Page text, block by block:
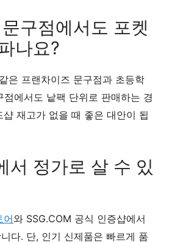
구점에서도 포켓
나요?
은 프랜차이즈 문구점과 초등학
점에서도 낱팩 단위로 판매하는 경
샵 재고가 없을 때 좋은 대안이 됩
서 정가로 살 수 있
어와 SSG.COM 공식 인증샵에서
다. 단, 인기 신제품은 빠르게 품